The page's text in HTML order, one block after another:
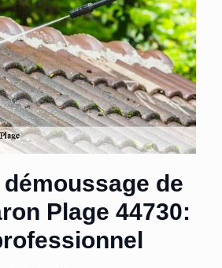
de
Plage 44730: